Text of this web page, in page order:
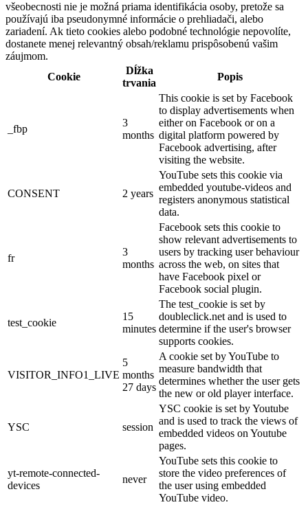
všeobecnosti nie je možná priama identifikácia osoby, pretože sa
používajú iba pseudonymné informácie o prehliadači, alebo
zariadení. Ak tieto cookies alebo podobné technológie nepovolíte,
dostanete menej relevantný obsah/reklamu prispôsobenú vašim
záujmom.
Cookie
Dĺžka
trvania
Popis
_fbp
3
months
This cookie is set by Facebook
to display advertisements when
either on Facebook or on a
digital platform powered by
Facebook advertising, after
visiting the website.
CONSENT 2 years
YouTube sets this cookie via
embedded youtube-videos and
registers anonymous statistical
data.
fr
3
months
Facebook sets this cookie to
show relevant advertisements to
users by tracking user behaviour
across the web, on sites that
have Facebook pixel or
Facebook social plugin.
test_cookie
15
minutes
The test_cookie is set by
doubleclick.net and is used to
determine if the user's browser
supports cookies.
VISITOR_INFO1_LIVE
5
months
27 days
A cookie set by YouTube to
measure bandwidth that
determines whether the user gets
the new or old player interface.
YSC session
YSC cookie is set by Youtube
and is used to track the views of
embedded videos on Youtube
pages.
yt-remote-connected-
devices
never
YouTube sets this cookie to
store the video preferences of
the user using embedded
YouTube video.